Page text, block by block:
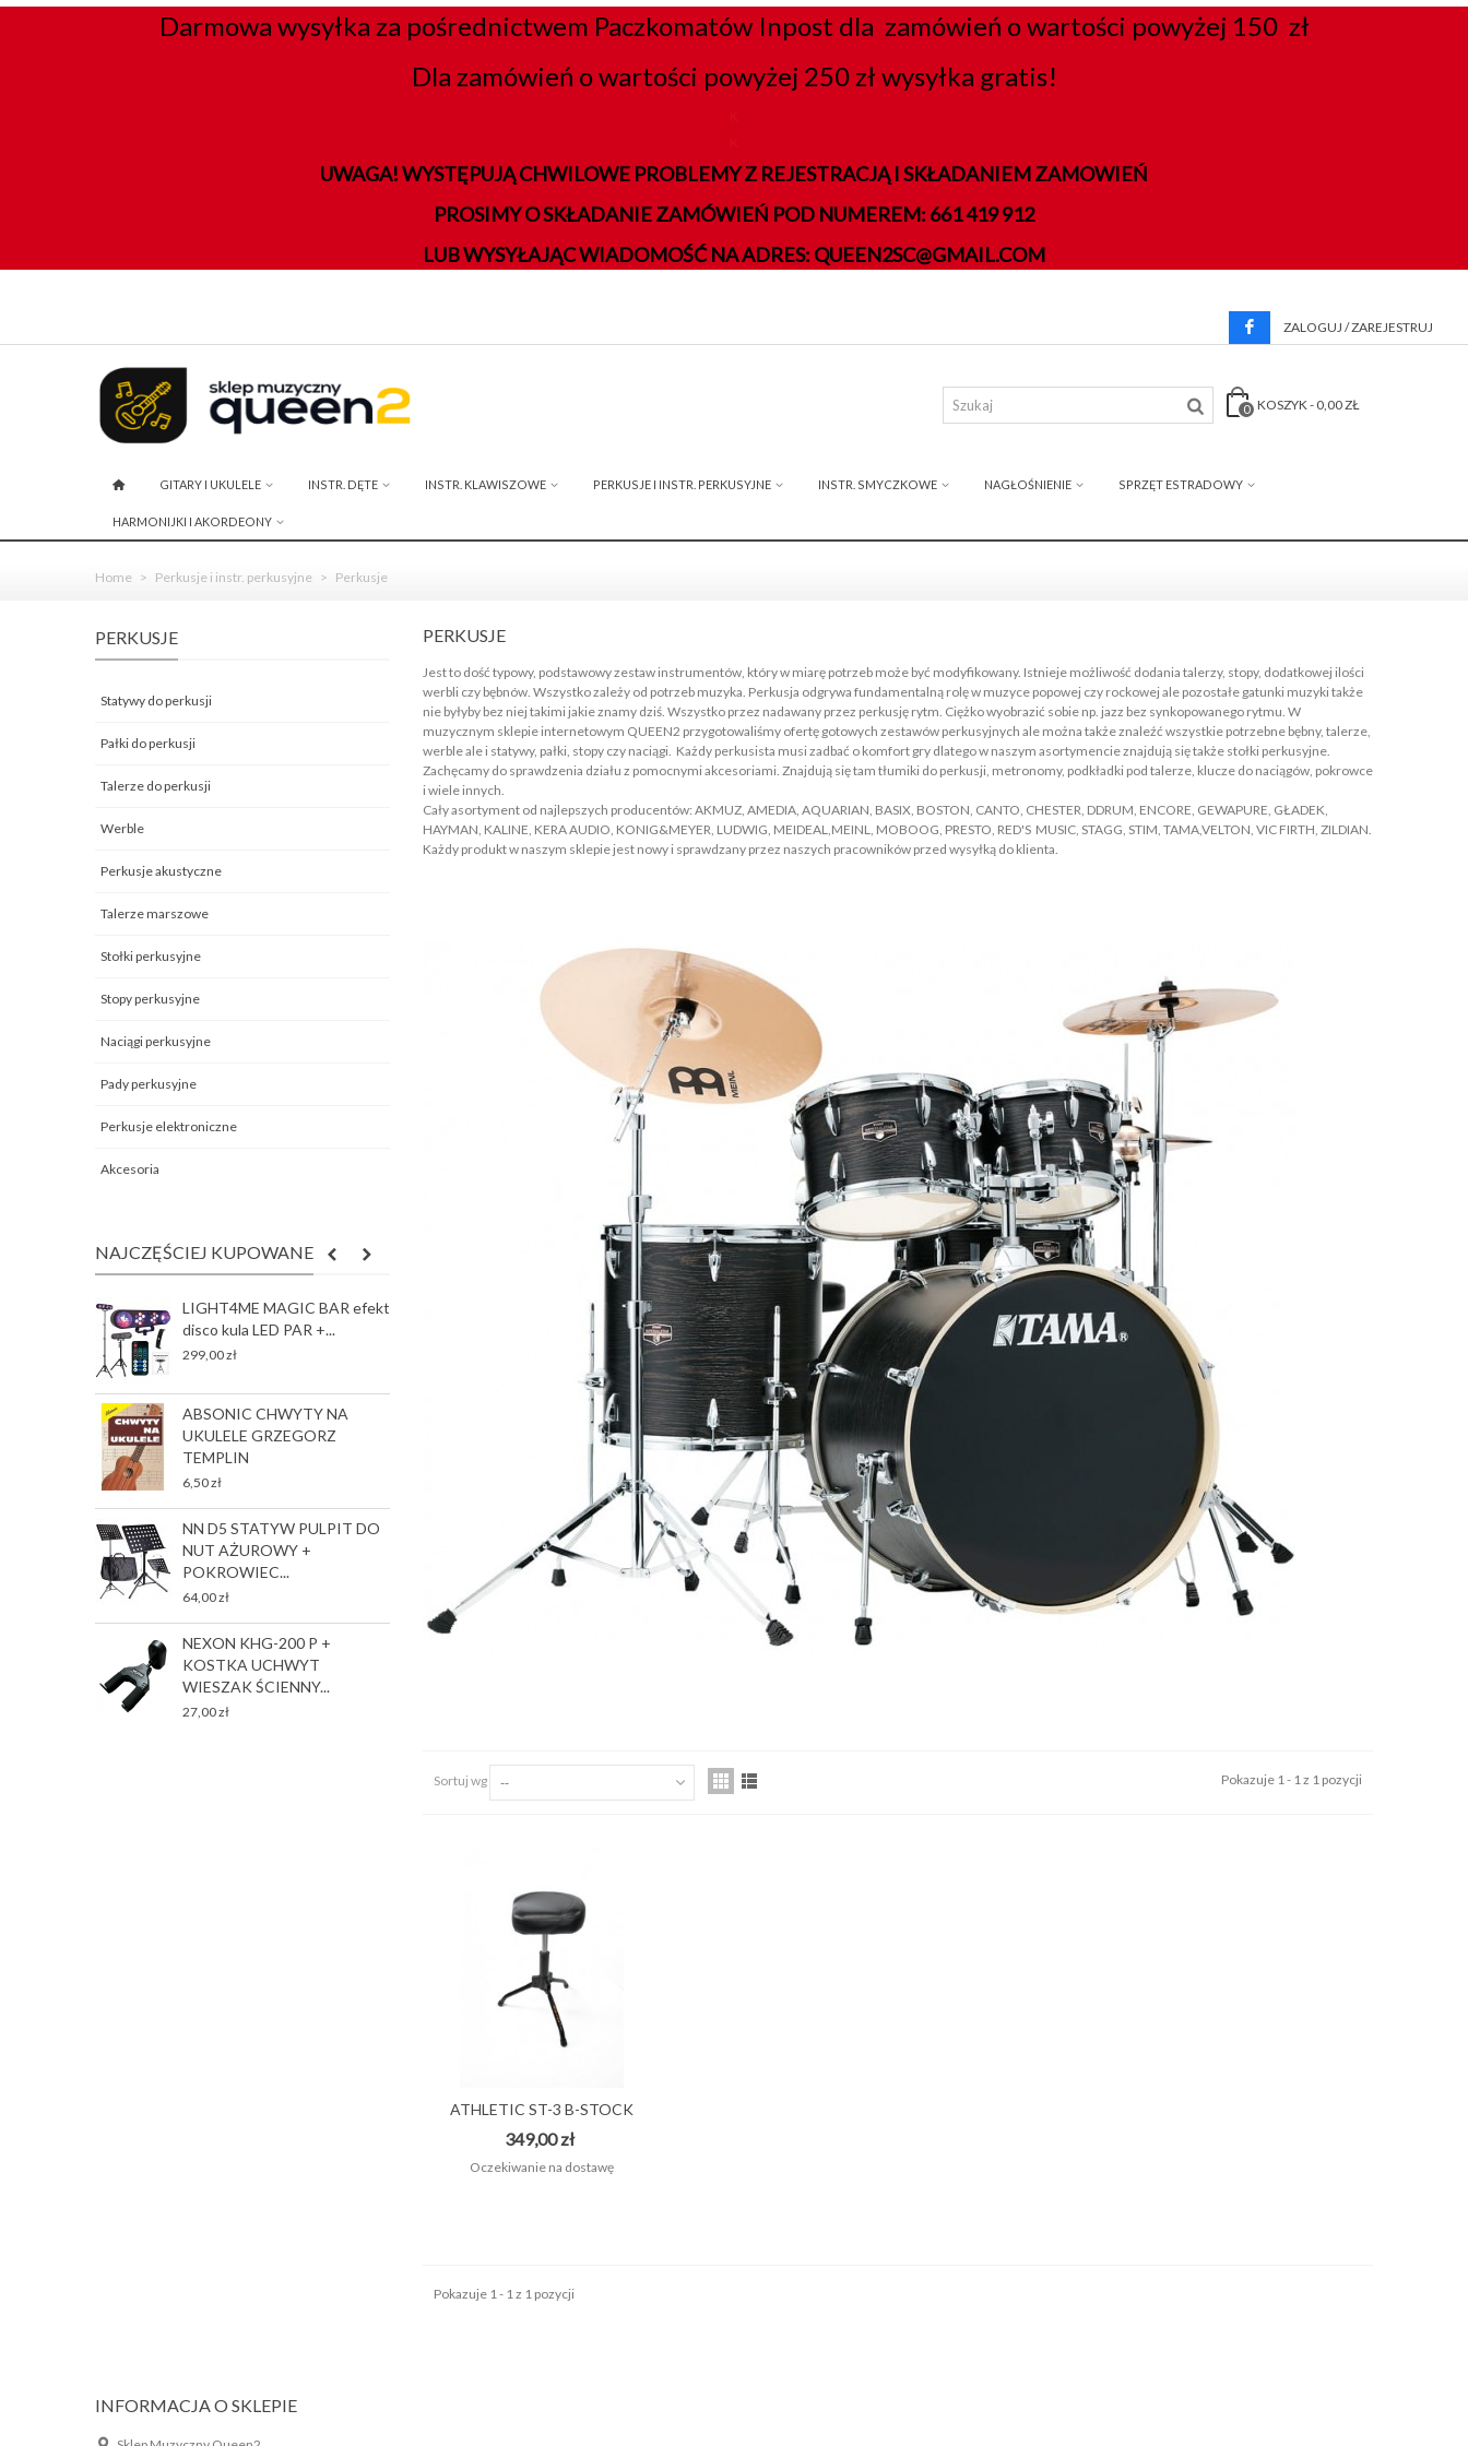
Darmowa wysyłka za pośrednictwem Paczkomatów Inpost dla zamówień o wartości powyżej 150 zł
Dla zamówień o wartości powyżej 250 zł wysyłka gratis!
UWAGA! WYSTĘPUJĄ CHWILOWE PROBLEMY Z REJESTRACJĄ I SKŁADANIEM ZAMOWIEŃ
PROSIMY O SKŁADANIE ZAMÓWIEŃ POD NUMEREM: 661 419 912
LUB WYSYŁAJĄC WIADOMOŚĆ NA ADRES: QUEEN2SC@GMAIL.COM
ZALOGUJ / ZAREJESTRUJ
0 KOSZYK- 0,00 ZŁ
GITARY I UKULELE INSTR. DĘTE INSTR. KLAWISZOWE PERKUSJE I INSTR. PERKUSYJNE INSTR. SMYCZKOWE NAGŁOŚNIENIE SPRZĘT ESTRADOWY
HARMONIJKI I AKORDEONY
Home > Perkusje i instr. perkusyjne > Perkusje
PERKUSJE
Statywy do perkusji
Pałki do perkusji
Talerze do perkusji
Werble
Perkusje akustyczne
Talerze marszowe
Stołki perkusyjne
Stopy perkusyjne
Naciągi perkusyjne
Pady perkusyjne
Perkusje elektroniczne
Akcesoria
NAJCZĘŚCIEJ KUPOWANE
LIGHT4ME MAGIC BAR efekt
disco kula LED PAR +...
299,00 zł
ABSONIC CHWYTY NA
UKULELE GRZEGORZ
TEMPLIN
6,50 zł
NN D5 STATYW PULPIT DO
NUT AŻUROWY +
POKROWIEC...
64,00 zł
NEXON KHG-200 P +
KOSTKA UCHWYT
WIESZAK ŚCIENNY...
27,00 zł
RED'S MUSIC GCSA1230
STRONGER KABEL WTYKI
Gist Wood 5AX Hickory pałki
Gist Wood 5B Hickory pałki
perkusyjne
35,00 zł
PERKUSJE
Jest to dość typowy, podstawowy zestaw instrumentów, który w miarę potrzeb może być modyfikowany. Istnieje możliwość dodania talerzy, stopy, dodatkowej ilości
werbli czy bębnów. Wszystko zależy od potrzeb muzyka. Perkusja odgrywa fundamentalną rolę w muzyce popowej czy rockowej ale pozostałe gatunki muzyki także
nie byłyby bez niej takimi jakie znamy dziś. Wszystko przez nadawany przez perkusję rytm. Ciężko wyobrazić sobie np. jazz bez synkopowanego rytmu. W
muzycznym sklepie internetowym QUEEN2 przygotowaliśmy ofertę gotowych zestawów perkusyjnych ale można także znaleźć wszystkie potrzebne bębny, talerze,
werble ale i statywy, pałki, stopy czy naciągi. Każdy perkusista musi zadbać o komfort gry dlatego w naszym asortymencie znajdują się także stołki perkusyjne.
Zachęcamy do sprawdzenia działu z pomocnymi akcesoriami. Znajdują się tam tłumiki do perkusji, metronomy, podkładki pod talerze, klucze do naciągów, pokrowce
i wiele innych.
Cały asortyment od najlepszych producentów: AKMUZ, AMEDIA, AQUARIAN, BASIX, BOSTON, CANTO, CHESTER, DDRUM, ENCORE, GEWAPURE, GŁADEK,
HAYMAN, KALINE, KERA AUDIO, KONIG&MEYER, LUDWIG, MEIDEAL,MEINL, MOBOOG, PRESTO, RED'S MUSIC, STAGG, STIM, TAMA,VELTON, VIC FIRTH, ZILDIAN.
Każdy produkt w naszym sklepie jest nowy i sprawdzany przez naszych pracowników przed wysyłką do klienta.
Sortuj wg -- Pokazuje 1 - 1 z 1 pozycji
ATHLETIC ST-3 B-STOCK
STOŁEK...
349,00 zł
Oczekiwanie na dostawę
Pokazuje 1 - 1 z 1 pozycji
INFORMACJA O SKLEPIE